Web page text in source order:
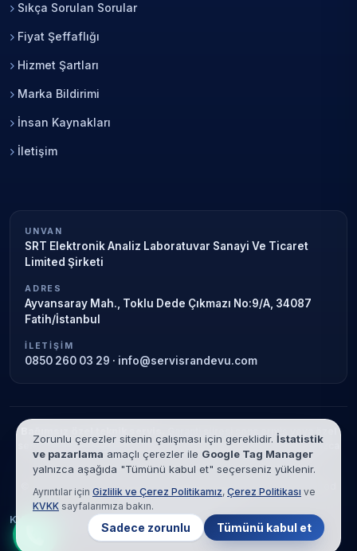
Sıkça Sorulan Sorular
Fiyat Şeffaflığı
Hizmet Şartları
Marka Bildirimi
İnsan Kaynakları
İletişim
UNVAN
SRT Elektronik Analiz Laboratuvar Sanayi Ve Ticaret
Limited Şirketi
ADRES
Ayvansaray Mah., Toklu Dede Çıkmazı No:9/A, 34087
Fatih/İstanbul
İLETIŞIM
0850 260 03 29 · info@servisrandevu.com
Garanti süresi sona ermiş veya özel
servis kapsamındaki cihazlar için hizmet verilir. Marka adları yalnızca
tanımlama amaçlıdır; yetkili servis ilişkisi bulunmamaktadır.
© 2026 SRT Elektronik Analiz Laboratuvar Sanayi Ve Ticaret Limited
Şirketi. Tüm hakları saklıdır.
KVKK
Çerez Politikası Hizmet Şartları
Zorunlu çerezler sitenin çalışması için gereklidir. İstatistik
ve pazarlama amaçlı çerezler ile Google Tag Manager
yalnızca aşağıda "Tümünü kabul et" seçerseniz yüklenir.
Ayrıntılar için Gizlilik ve Çerez Politikamız, Çerez Politikası ve
KVKK sayfalarımıza bakın.
Sadece zorunlu Tümünü kabul et